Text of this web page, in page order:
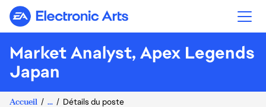
Electronic Arts
Market Analyst, Apex Legends
Japan
Accueil ... Détails du poste